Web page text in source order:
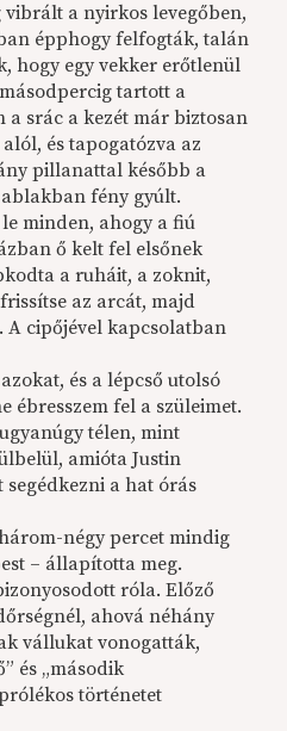
a nyirkos levegőben,
épphogy felfogták, talán
hogy egy vekker erőtlenül
tartott a
a srác a kezét már biztosan
és tapogatózva az
pillanattal később a
fény gyúlt.
minden, ahogy a fiú
ő kelt fel elsőnek
a ruháit, a zoknit,
az arcát, majd
A cipőjével kapcsolatban
és a lépcső utolsó
ébresszem fel a szüleimet.
télen, mint
amióta Justin
a hat órás
négy percet mindig
– állapította meg.
róla. Előző
ahová néhány
vállukat vonogatták,
és „második
történetet